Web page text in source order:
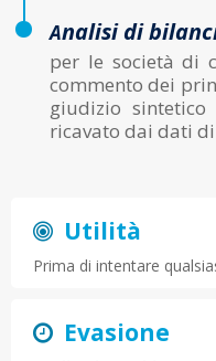
analisi di
per le società di
commento dei
giudizio sintetico
ricavato dai dati
prima di intentare